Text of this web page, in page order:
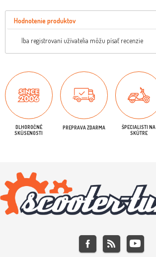
Hodnotenie produktov
Iba registrovaní užívatelia môžu písať recenzie
DLHOROČNÉ
SKÚSENOSTI
PREPRAVA ZDARMA
ŠPECIALISTI NA
SKÚTRE